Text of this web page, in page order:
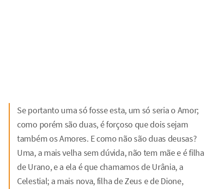
Se portanto uma só fosse esta, um só seria o Amor;
como porém são duas, é forçoso que dois sejam
também os Amores. E como não são duas deusas?
Uma, a mais velha sem dúvida, não tem mãe e é filha
de Urano, e a ela é que chamamos de Urânia, a
Celestial; a mais nova, filha de Zeus e de Dione,